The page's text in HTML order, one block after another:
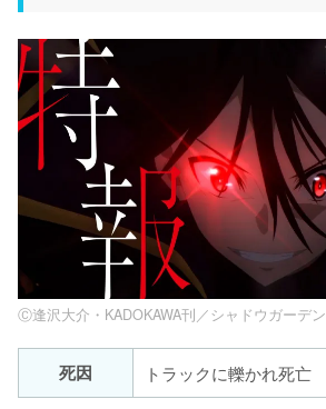
Ⓒ逢沢大介・KADOKAWA刊／シャドウガーデン
死因 トラックに轢かれ死亡